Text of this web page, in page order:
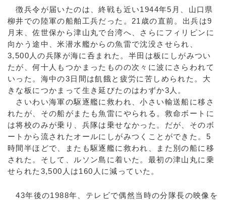
徴兵令が届いたのは、終戦も近い1944年5月、山口県
柳井での陸軍の船舶工兵だった。21歳の直前。出兵は9
月末、佐世保から津山丸で台湾へ、さらにフィリピンに
向かう途中、米潜水艦からの魚雷で沈没させられ、
3,500人の兵隊が海に呑まれた。半田は板にしがみつい
たが、何十人もつかまったものの次々に波にさらわれて
いった。海中の3日間は飢餓と疲労に苦しめられた。大
きな板につかまって生き延びたのはわずか3人。
さいわい海軍の駆逐艦に救われ、小さい輸送船に移さ
れたが、その船がまたも魚雷にやられる。救命ボートに
は将校のみが乗り、兵隊は乗せなかった。だが、そのボ
ートから流されたオールにしがみつくことができた。5
時間半ほどで、またも駆逐艦に救われ、また別の船に移
された。そして、ルソン島に着いた。最初の津山丸に乗
せられた3,500人は160人に減っていた。
43年後の1988年、テレビで偶然当時の分隊長の映像を